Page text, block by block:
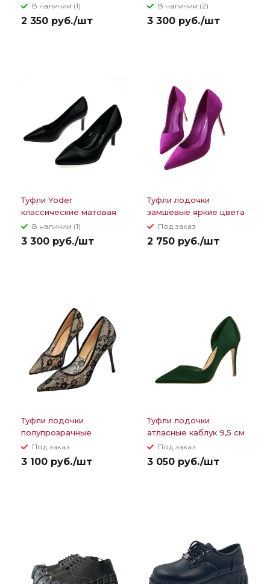
замша
В наличии (1)
2 350 руб./шт
глянцевая кожа
В наличии (2)
3 300 руб./шт
Туфли Yoder
классические матовая
кожа 7,5 см/10,5 см
В наличии (1)
3 300 руб./шт
Туфли лодочки
замшевые яркие цвета
каблук 9 см
Под заказ
2 750 руб./шт
Туфли лодочки
полупрозрачные
кружевные 10,5 см
каблук
Под заказ
3 100 руб./шт
Туфли лодочки
атласные каблук 9,5 см
Под заказ
3 050 руб./шт